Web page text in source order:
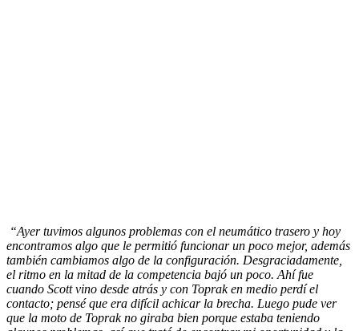
“Ayer tuvimos algunos problemas con el neumático trasero y hoy
encontramos algo que le permitió funcionar un poco mejor, además
también cambiamos algo de la configuración. Desgraciadamente,
el ritmo en la mitad de la competencia bajó un poco. Ahí fue
cuando Scott vino desde atrás y con Toprak en medio perdí el
contacto; pensé que era difícil achicar la brecha. Luego pude ver
que la moto de Toprak no giraba bien porque estaba teniendo